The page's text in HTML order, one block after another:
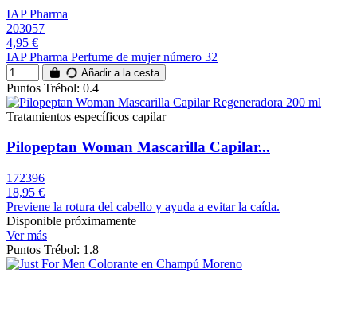
IAP Pharma
203057
4,95 €
IAP Pharma Perfume de mujer número 32
Añadir a la cesta
Puntos Trébol: 0.4
Tratamientos específicos capilar
Pilopeptan Woman Mascarilla Capilar...
172396
18,95 €
Previene la rotura del cabello y ayuda a evitar la caída.
Disponible próximamente
Ver más
Puntos Trébol: 1.8